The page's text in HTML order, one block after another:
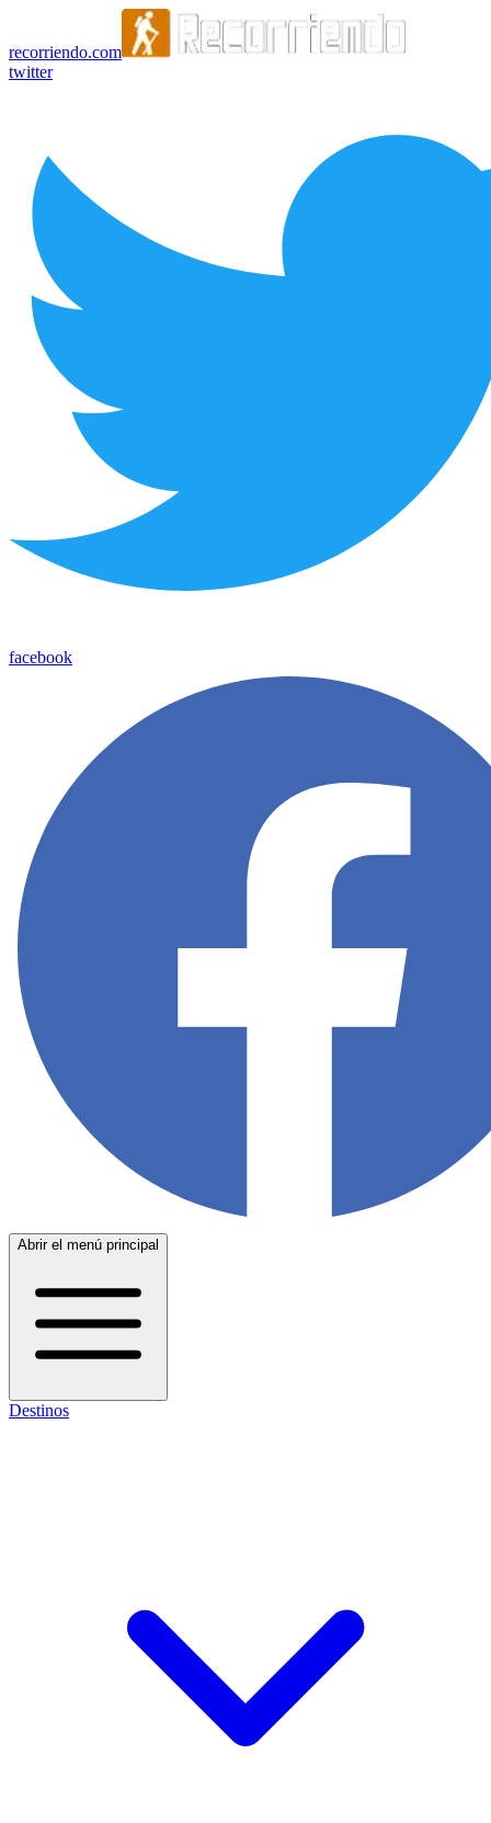
recorriendo.com
twitter
facebook
Abrir el menú principal
Destinos